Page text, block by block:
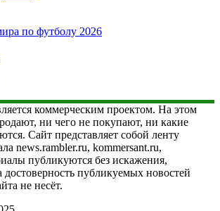
по футболу 2026
коммерческим проектом. На этом
ни чего не покупают, ни какие
Сайт представляет собой ленту
news.rambler.ru, kommersant.ru,
публикуются без искажения,
достоверность публикуемых новостей
не несёт.